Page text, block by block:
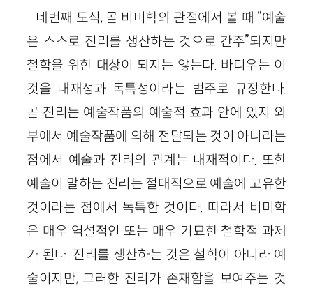
네번째 도식, 곧 비미학의 관점에서 볼 때 “예술
은 스스로 진리를 생산하는 것으로 간주”되지만
철학을 위한 대상이 되지는 않는다. 바디우는 이
것을 내재성과 독특성이라는 범주로 규정한다.
곧 진리는 예술작품의 예술적 효과 안에 있지 외
부에서 예술작품에 의해 전달되는 것이 아니라는
점에서 예술과 진리의 관계는 내재적이다. 또한
예술이 말하는 진리는 절대적으로 예술에 고유한
것이라는 점에서 독특한 것이다. 따라서 비미학
은 매우 역설적인 또는 매우 기묘한 철학적 과제
가 된다. 진리를 생산하는 것은 철학이 아니라 예
술이지만, 그러한 진리가 존재함을 보여주는 것